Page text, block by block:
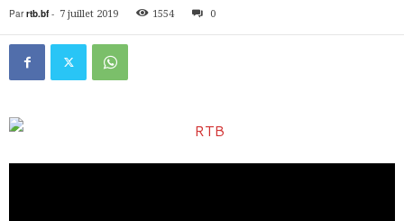
Par rtb.bf- 7 juillet 2019 1554 0